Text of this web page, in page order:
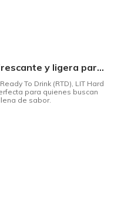
LIT Hard Seltzer: bebida refrescante y ligera para disfrutar de este verano
To Drink (RTD), LIT Hard
para quienes buscan
de sabor.